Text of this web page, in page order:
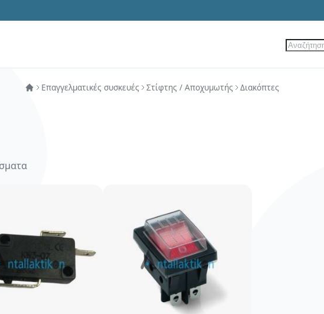
Επαγγελματικές συσκευές Στίφτης / Αποχυμωτής Διακόπτες